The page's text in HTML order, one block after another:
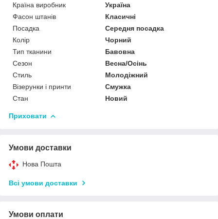
Країна виробник
Україна
Фасон штанів
Класичні
Посадка
Середня посадка
Колір
Чорний
Тип тканини
Бавовна
Сезон
Весна/Осінь
Стиль
Молодіжний
Візерунки і принти
Смужка
Стан
Новий
Приховати
Умови доставки
Нова Пошта
Всі умови доставки
Умови оплати